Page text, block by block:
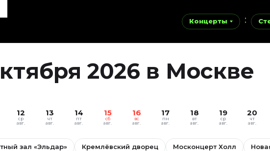
Концерты
2026 в Москве
12
ср
авг.
13
чт
авг.
14
пт
авг.
15
сб
авг.
16
вс
авг.
17
пн
авг.
18
вт
авг.
19
ср
авг.
20
чт
авг.
зал «Эльдар» Кремлёвский дворец Москонцерт Холл